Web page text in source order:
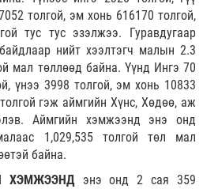
толгой, эм хонь 616170 толгой,
тус тус эзэлжээ. Гуравдугаар
нийт хээлтэгч малын 2.3
мал төллөөд байна. Үүнд Ингэ 70
үнээ 3998 толгой, эм хонь 10833
гэж аймгийн Хүнс, Хөдөө, аж
Аймгийн хэмжээнд энэ онд
1,029,535 толгой төл мал
байна.
ХЭМЖЭЭНДэнэ онд 2 сая 359